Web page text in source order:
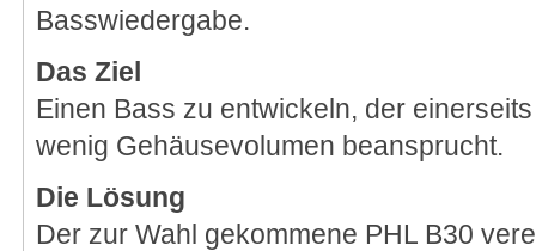
Basswiedergabe.
Das Ziel
Einen Bass zu entwickeln, der
wenig Gehäusevolumen beansprucht.
Die Lösung
Der zur Wahl gekommene PHL B30